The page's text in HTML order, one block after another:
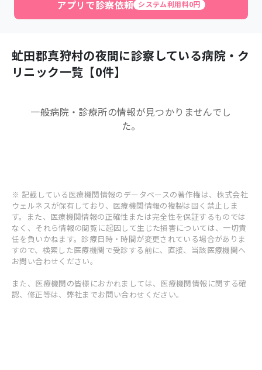
アプリで診察依頼 システム利用料0円
虻田郡真狩村の夜間に診察している病院・ク
リニック一覧【0件】
一般病院・診療所の情報が見つかりませんでし
た。
※ 記載している医療機関情報のデータベースの著作権は、株式会社
ウェルネスが保有しており、医療機関情報の複製は固く禁止しま
す。また、医療機関情報の正確性または完全性を保証するものでは
なく、それら情報の閲覧に起因して生じた損害については、一切責
任を負いかねます。診療日時・時間が変更されている場合がありま
すので、検索した医療機関で受診する前に、直接、当該医療機関へ
お問い合わせください。
また、医療機関の皆様におかれましては、医療機関情報に関する確
認、修正等は、弊社までお問い合わせください。